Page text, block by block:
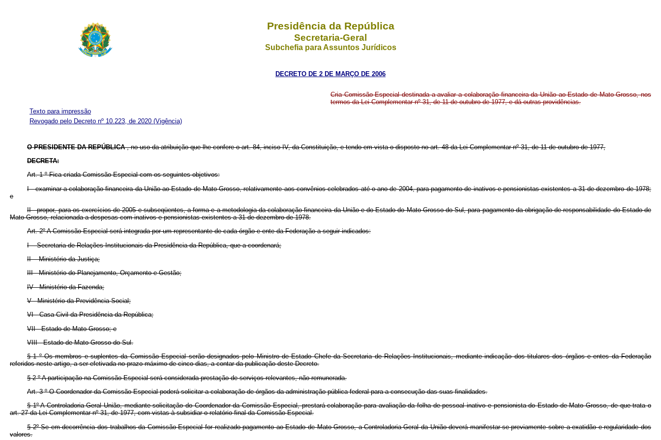
Presidência da República
Secretaria-Geral
Subchefia para Assuntos Jurídicos
DECRETO DE 2 DE MARÇO DE 2006
Cria Comissão Especial destinada a avaliar a colaboração financeira da União ao Estado de Mato Grosso, nos
termos da Lei Complementar nº 31, de 11 de outubro de 1977, e dá outras providências.
Texto para impressão
Revogado pelo Decreto nº 10.223, de 2020 (Vigência)
O PRESIDENTE DA REPÚBLICA, no uso da atribuição que lhe confere o art. 84, inciso IV, da Constituição, e tendo em vista o disposto no art. 48 da Lei Complementar nº 31, de 11 de outubro de 1977,
DECRETA:
Art. 1ºFica criada Comissão Especial com os seguintes objetivos:
I - examinar a colaboração financeira da União ao Estado de Mato Grosso, relativamente aos convênios celebrados até o ano de 2004, para pagamento de inativos e pensionistas existentes a 31 de dezembro de 1978;
e
II - propor, para os exercícios de 2005 e subseqüentes, a forma e a metodologia da colaboração financeira da União e do Estado do Mato Grosso do Sul, para pagamento da obrigação de responsabilidade do Estado de
Mato Grosso, relacionada a despesas com inativos e pensionistas existentes a 31 de dezembro de 1978.
Art. 2º A Comissão Especial será integrada por um representante de cada órgão e ente da Federação a seguir indicados:
I - Secretaria de Relações Institucionais da Presidência da República, que a coordenará;
II - Ministério da Justiça;
III - Ministério do Planejamento, Orçamento e Gestão;
IV - Ministério da Fazenda;
V - Ministério da Previdência Social;
VI - Casa Civil da Presidência da República;
VII - Estado de Mato Grosso; e
VIII - Estado de Mato Grosso do Sul.
§ 1ºOs membros e suplentes da Comissão Especial serão designados pelo Ministro de Estado Chefe da Secretaria de Relações Institucionais, mediante indicação dos titulares dos órgãos e entes da Federação
referidos neste artigo, a ser efetivada no prazo máximo de cinco dias, a contar da publicação deste Decreto.
§ 2ºA participação na Comissão Especial será considerada prestação de serviços relevantes, não remunerada.
Art. 3ºO Coordenador da Comissão Especial poderá solicitar a colaboração de órgãos da administração pública federal para a consecução das suas finalidades.
§ 1º A Controladoria-Geral União, mediante solicitação do Coordenador da Comissão Especial, prestará colaboração para avaliação da folha de pessoal inativo e pensionista do Estado de Mato Grosso, de que trata o
art. 27 da Lei Complementar nº 31, de 1977, com vistas à subsidiar o relatório final da Comissão Especial.
§ 2º Se em decorrência dos trabalhos da Comissão Especial for realizado pagamento ao Estado de Mato Grosso, a Controladoria-Geral da União deverá manifestar-se previamente sobre a exatidão e regularidade dos
valores.